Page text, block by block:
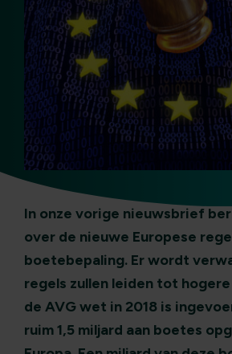
In onze vorige nieuwsbrief
over de nieuwe Europese
boetebepaling. Er wordt
regels zullen leiden tot
de AVG wet in 2018 is
ruim 1,5 miljard aan boetes